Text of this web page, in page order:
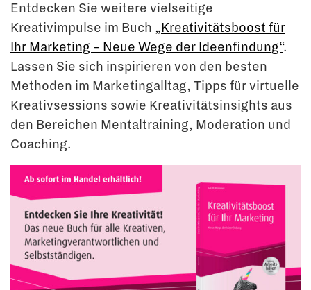
Entdecken Sie weitere vielseitige
Kreativimpulse im Buch „Kreativitätsboost für
Ihr Marketing – Neue Wege der Ideenfindung“.
Lassen Sie sich inspirieren von den besten
Methoden im Marketingalltag, Tipps für virtuelle
Kreativsessions sowie Kreativitätsinsights aus
den Bereichen Mentaltraining, Moderation und
Coaching.